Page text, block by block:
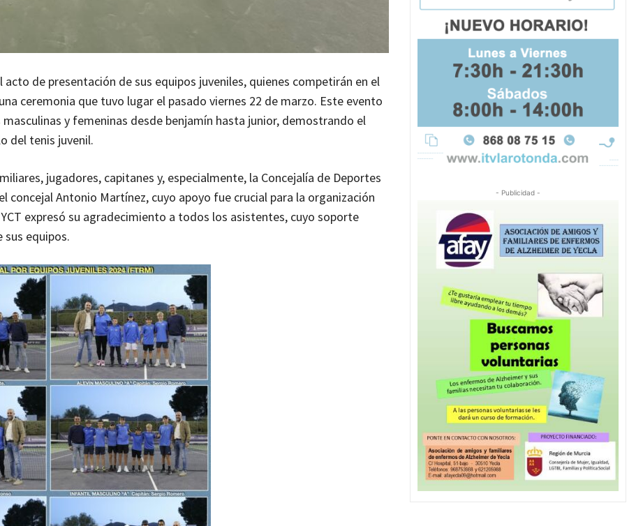
acto de presentación de sus equipos juveniles, quienes competirán en el
ceremonia que tuvo lugar el pasado viernes 22 de marzo. Este evento
y femeninas desde benjamín hasta junior, demostrando el
del tenis juvenil.
jugadores, capitanes y, especialmente, la Concejalía de Deportes
concejal Antonio Martínez, cuyo apoyo fue crucial para la organización
expresó su agradecimiento a todos los asistentes, cuyo soporte
sus equipos.
- Publicidad -